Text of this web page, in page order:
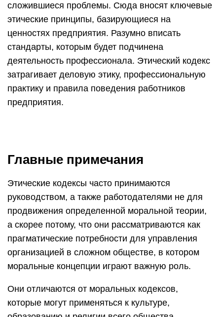
сложившиеся проблемы. Сюда вносят ключевые
этические принципы, базирующиеся на
ценностях предприятия. Разумно вписать
стандарты, которым будет подчинена
деятельность профессионала. Этический кодекс
затрагивает деловую этику, профессиональную
практику и правила поведения работников
предприятия.
Главные примечания
Этические кодексы часто принимаются
руководством, а также работодателями не для
продвижения определенной моральной теории,
а скорее потому, что они рассматриваются как
прагматические потребности для управления
организацией в сложном обществе, в котором
моральные концепции играют важную роль.
Они отличаются от моральных кодексов,
которые могут применяться к культуре,